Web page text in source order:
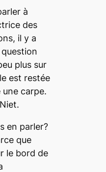
à
des
il y a
plus sur
est restée
carpe.
en parler?
que
le bord de